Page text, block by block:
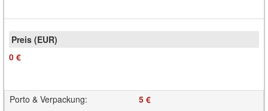
0 €
Porto & Verpackung: 5 €